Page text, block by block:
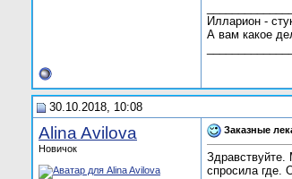
Илларион -
А вам какое
30.10.2018, 10:08
Alina Avilova
Новичок
Заказные
Здравствуйте.
спросила где.